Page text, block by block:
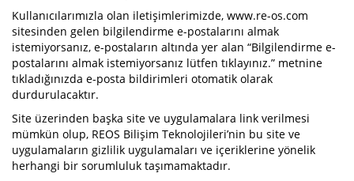
Kullanıcılarımızla olan iletişimlerimizde, www.re-os.com
sitesinden gelen bilgilendirme e-postalarını almak
istemiyorsanız, e-postaların altında yer alan “Bilgilendirme e-
postalarını almak istemiyorsanız lütfen tıklayınız.” metnine
tıkladığınızda e-posta bildirimleri otomatik olarak
durdurulacaktır.
Site üzerinden başka site ve uygulamalara link verilmesi
mümkün olup, REOS Bilişim Teknolojileri’nin bu site ve
uygulamaların gizlilik uygulamaları ve içeriklerine yönelik
herhangi bir sorumluluk taşımamaktadır.